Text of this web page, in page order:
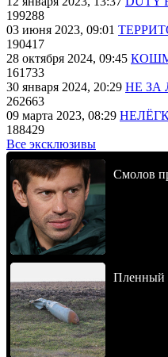
199288
03 июня 2023, 09:01
190417
28 октября 2024, 09:45
161733
30 января 2024, 20:29 НЕ ЗА
262663
09 марта 2023, 08:29
188429
Все эксклюзивы
Смолов
Пленный